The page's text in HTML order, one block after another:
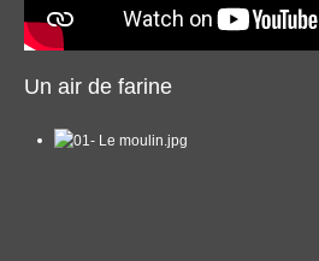
Un air de farine